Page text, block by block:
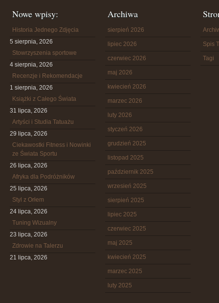
Nowe wpisy:
Historia Jednego Zdjęcia
5 sierpnia, 2026
Stowrzyszenia sportowe
4 sierpnia, 2026
Recenzje i Rekomendacje
1 sierpnia, 2026
Książki z Całego Świata
31 lipca, 2026
Artyści i Studia Tatuażu
29 lipca, 2026
Ciekawostki Fitness i Nowinki
ze Świata Sportu
26 lipca, 2026
Afryka dla Podróżników
25 lipca, 2026
Styl z Orłem
24 lipca, 2026
Tuning Wizualny
23 lipca, 2026
Zdrowie na Talerzu
21 lipca, 2026
Archiwa
sierpień 2026
lipiec 2026
czerwiec 2026
maj 2026
kwiecień 2026
marzec 2026
luty 2026
styczeń 2026
grudzień 2025
listopad 2025
październik 2025
wrzesień 2025
sierpień 2025
lipiec 2025
czerwiec 2025
maj 2025
kwiecień 2025
marzec 2025
luty 2025
Spis
Tagi